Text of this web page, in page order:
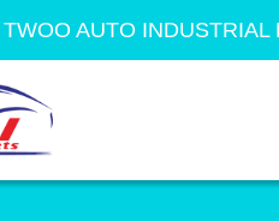
AUTO INDUSTRIAL